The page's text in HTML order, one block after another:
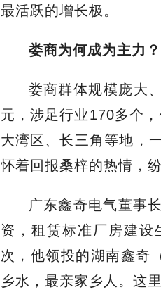
最活跃的增长极。
娄商为何成为主力？
娄商群体规模庞大
元，涉足行业170多个
大湾区、长三角等地，
怀着回报桑梓的热情，
广东鑫奇电气董事
资 ， 租赁标准厂房建设
次，他领投的湖南鑫奇
乡水，最亲家乡人。这